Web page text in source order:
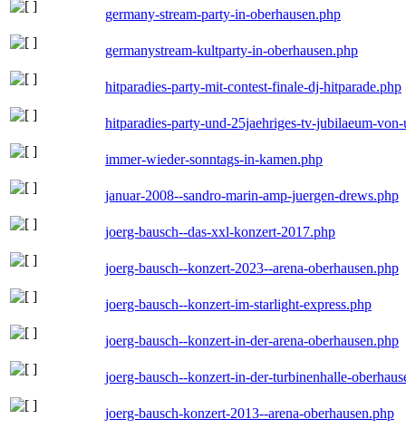
germany-stream-party-in-oberhausen.php
germanystream-kultparty-in-oberhausen.php
hitparadies-party-mit-contest-finale-dj-hitparade.php
hitparadies-party-und-25jaehriges-tv-jubilaeum-
immer-wieder-sonntags-in-kamen.php
januar-2008--sandro-marin-amp-juergen-drews.php
joerg-bausch--das-xxl-konzert-2017.php
joerg-bausch--konzert-2023--arena-oberhausen.php
joerg-bausch--konzert-im-starlight-express.php
joerg-bausch--konzert-in-der-arena-oberhausen.php
joerg-bausch--konzert-in-der-turbinenhalle-
joerg-bausch-konzert-2013--arena-oberhausen.php